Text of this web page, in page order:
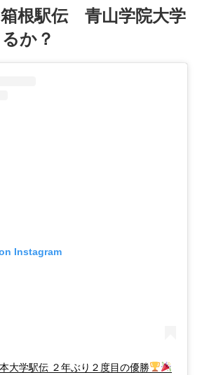
根駅伝 青山学院大学
か？
Instagram
大学駅伝 ２年ぶり２度目の優勝